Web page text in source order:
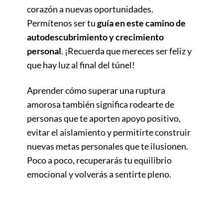
corazón a nuevas oportunidades.
Permítenos ser tuguía en este camino de
autodescubrimiento y crecimiento
personal. ¡Recuerda que mereces ser feliz y
que hay luz al final del túnel!
Aprender cómo superar una ruptura
amorosa también significa rodearte de
personas que te aporten apoyo positivo,
evitar el aislamiento y permitirte construir
nuevas metas personales que te ilusionen.
Poco a poco, recuperarás tu equilibrio
emocional y volverás a sentirte pleno.